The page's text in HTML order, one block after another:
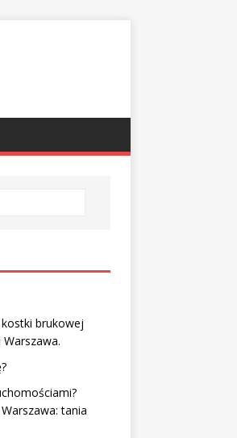
brukowej
tania